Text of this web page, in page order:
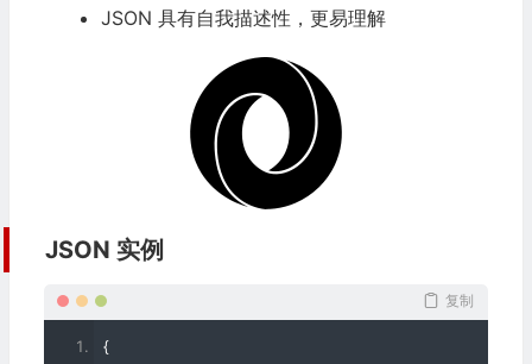
JSON 具有自我描述性，更易理解
JSON 实例
复制
{